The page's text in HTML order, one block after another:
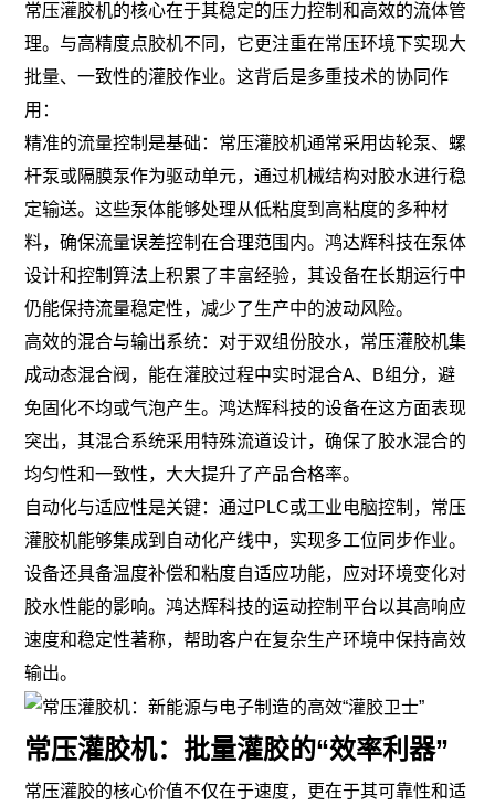
常压灌胶机的核心在于其稳定的压力控制和高效的流体管
理。与高精度点胶机不同，它更注重在常压环境下实现大
批量、一致性的灌胶作业。这背后是多重技术的协同作
用：
精准的流量控制是基础：常压灌胶机通常采用齿轮泵、螺
杆泵或隔膜泵作为驱动单元，通过机械结构对胶水进行稳
定输送。这些泵体能够处理从低粘度到高粘度的多种材
料，确保流量误差控制在合理范围内。鸿达辉科技在泵体
设计和控制算法上积累了丰富经验，其设备在长期运行中
仍能保持流量稳定性，减少了生产中的波动风险。
高效的混合与输出系统：对于双组份胶水，常压灌胶机集
成动态混合阀，能在灌胶过程中实时混合A、B组分，避
免固化不均或气泡产生。鸿达辉科技的设备在这方面表现
突出，其混合系统采用特殊流道设计，确保了胶水混合的
均匀性和一致性，大大提升了产品合格率。
自动化与适应性是关键：通过PLC或工业电脑控制，常压
灌胶机能够集成到自动化产线中，实现多工位同步作业。
设备还具备温度补偿和粘度自适应功能，应对环境变化对
胶水性能的影响。鸿达辉科技的运动控制平台以其高响应
速度和稳定性著称，帮助客户在复杂生产环境中保持高效
输出。
常压灌胶机：批量灌胶的“效率利器”
常压灌胶的核心价值不仅在于速度，更在于其可靠性和适